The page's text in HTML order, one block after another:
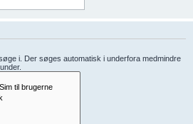
i. Der søges automatisk i underfora medmindre